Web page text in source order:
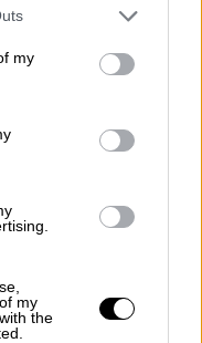
one or more Google
You may click to
third-party tags to
in below Google
my
my
the
γήπεδο -
να μείνω
με τον
και τις